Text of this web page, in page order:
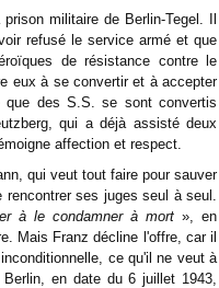
militaire de Berlin-Tegel. Il
refusé le service armé et que
de résistance contre le
eux à se convertir et à accepter
que des S.S. se sont convertis
qui a déjà assisté deux
affection et respect.
qui veut tout faire pour sauver
ses juges seul à seul.
à le condamner à mort », en
Mais Franz décline l'offre, car il
ce qu'il ne veut à
en date du 6 juillet 1943,